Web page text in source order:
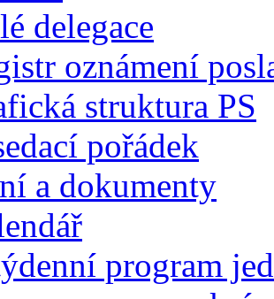
delegace
oznámení
struktura PS
pořádek
a dokumenty
program